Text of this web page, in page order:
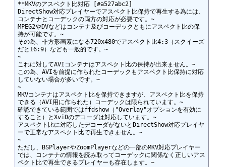
**MKVのアスペクト比対応 [#a527abc2]
DirectShow対応プレイヤーでアスペクト比保持で再生する為には、
コンテナとコーデックの両方の対応が必要です。~
MPEG2やDVなどはコンテナ及びコーデックともにアスペクト比の保
持が可能です。~
その為、非方形画素になる720x480でアスペクト比4:3（スクイーズ
だと16:9）なども一般的です。~
~
これに対してAVIコンテナはアスペクト比の保持が出来ません。~
この為、AVIを前提に作られたコーデックもアスペクト比保持に対応
していない場合が多いです。~
~
MKVコンテナはアスペクト比を保持できますが、アスペクト比を保持
できる（AVI用に作られた）コーデックは限られています。~
確認できている範囲ではffdshow（"Overlay"オプションを有効に
すること）とXviDのデコーダは対応しています。~
アスペクト比に対応したデコーダがないとDirectShow対応プレイヤ
ーで正常なアスペクト比で再生できません。~
~
ただし、BSPlayerやZoomPlayerなどの一部のMKV対応プレイヤー
では、コンテナの情報を読み取ってコーデックに関係なく正しいアス
ペクト比で再生できるプレイヤーも存在します。~